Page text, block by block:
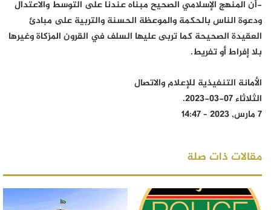
-أن المنهج الإسلامي الصحيح مبناه عندنا على التوسط والاعتدال
ودعوة الناس بالحكمة والموعظة الحسنة والتربية على مبادئ
العقيدة الصحيحة كما تربى عليها السلف في القرون المزكاة وغيرها
بلا إفراط أو تفريط.
الأمانة التنفيذية للإعلام والاتصال
الثلاثاء 07-03-2023.
7 مارس, 2023 – 14:47
مقالات ذات صلة